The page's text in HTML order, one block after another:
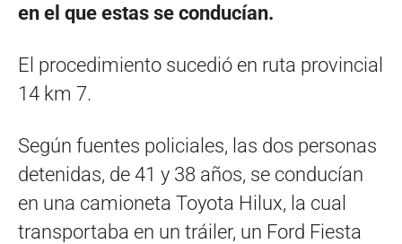
en el que estas se conducían.
El procedimiento sucedió en ruta provincial
14 km 7.
Según fuentes policiales, las dos personas
detenidas, de 41 y 38 años, se conducían
en una camioneta Toyota Hilux, la cual
transportaba en un tráiler, un Ford Fiesta